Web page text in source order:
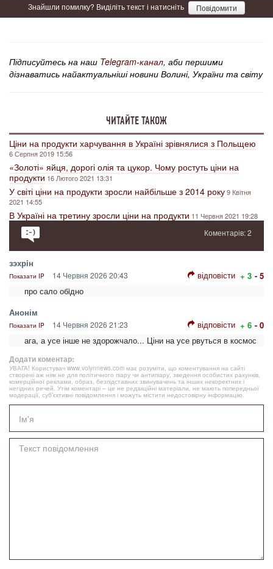
Знайшли помилку? Виділіть текст і натисніть Повідомити
Підписуйтесь на наш Telegram-канал, аби першими
дізнаватись найактуальніші новини Волині, України та світу
ЧИТАЙТЕ ТАКОЖ
Ціни на продукти харчування в Україні зрівнялися з Польщею
6 Серпня 2019 15:56
«Золоті» яйця, дорогі олія та цукор. Чому ростуть ціни на
продукти 16 Лютого 2021 13:31
У світі ціни на продукти зросли найбільше з 2014 року9 Квітня
2021 14:55
В Україні на третину зросли ціни на продукти 11 Червня 2021 19:28
Коментарів: 2
зэхрiн
Показати IP 14 Червня 2026 20:43 відповісти + 3 - 5
про сало обiдно
Анонім
Показати IP 14 Червня 2026 21:23 відповісти + 6 - 0
ага, а усе інше не здорожчало... Ціни на усе рвуться в космос
Додати коментар:
УВАГА! Користувач www.volynnews.com має розуміти, що коментування на сайті
створені аж ніяк не для політичного піару чи антипіару, зведення особистих рахунків,
комерційної реклами, образ, безпідставних звинувачень та інших некоректних і
негідних речей. Утім коментарі – це не редакційні матеріали, не мають попередньої
модерації, суб’єктивні повідомлення і можуть містити недостовірну інформацію.